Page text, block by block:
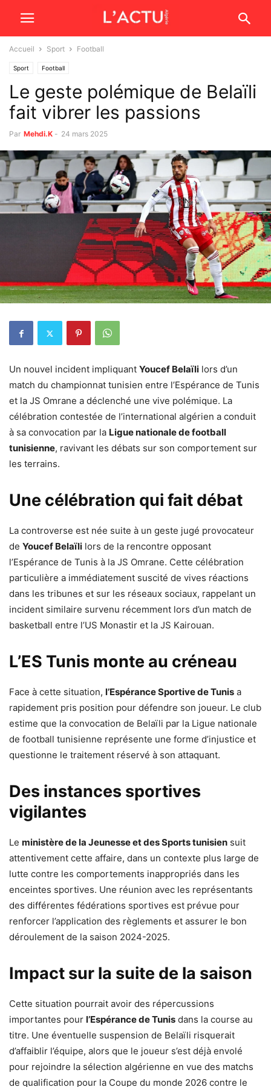
Accueil Sport Football
Sport Football
Le geste polémique de Belaïli
fait vibrer les passions
Par Mehdi.K - 24 mars 2025
Un nouvel incident impliquant Youcef Belaïli lors d’un
match du championnat tunisien entre l’Espérance de Tunis
et la JS Omrane a déclenché une vive polémique. La
célébration contestée de l’international algérien a conduit
à sa convocation par la Ligue nationale de football
tunisienne, ravivant les débats sur son comportement sur
les terrains.
Une célébration qui fait débat
La controverse est née suite à un geste jugé provocateur
de Youcef Belaïli lors de la rencontre opposant
l’Espérance de Tunis à la JS Omrane. Cette célébration
particulière a immédiatement suscité de vives réactions
dans les tribunes et sur les réseaux sociaux, rappelant un
incident similaire survenu récemment lors d’un match de
basketball entre l’US Monastir et la JS Kairouan.
L’ES Tunis monte au créneau
Face à cette situation, l’Espérance Sportive de Tunis a
rapidement pris position pour défendre son joueur. Le club
estime que la convocation de Belaïli par la Ligue nationale
de football tunisienne représente une forme d’injustice et
questionne le traitement réservé à son attaquant.
Des instances sportives
vigilantes
Le ministère de la Jeunesse et des Sports tunisien suit
attentivement cette affaire, dans un contexte plus large de
lutte contre les comportements inappropriés dans les
enceintes sportives. Une réunion avec les représentants
des différentes fédérations sportives est prévue pour
renforcer l’application des règlements et assurer le bon
déroulement de la saison 2024-2025.
Impact sur la suite de la saison
Cette situation pourrait avoir des répercussions
importantes pour l’Espérance de Tunis dans la course au
titre. Une éventuelle suspension de Belaïli risquerait
d’affaiblir l’équipe, alors que le joueur s’est déjà envolé
pour rejoindre la sélection algérienne en vue des matchs
de qualification pour la Coupe du monde 2026 contre le